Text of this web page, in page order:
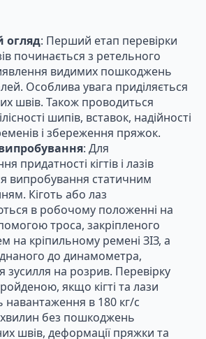
огляд: Перший етап перевірки
починається з ретельного
видимих пошкоджень
Особлива увага приділяється
швів. Також проводиться
шипів, вставок, надійності
і збереження пряжок.
: Для
придатності кігтів і лазів
випробування статичним
Кіготь або лаз
в робочому положенні на
троса, закріпленого
на кріпильному ремені ЗІЗ, а
до динамометра,
зусилля на розрив. Перевірку
якщо кігті та лази
в 180 кг/с
без пошкоджень
швів, деформації пряжки та